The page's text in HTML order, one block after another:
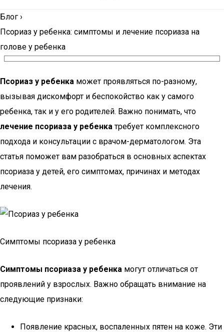
Блог ›
Псориаз у ребенка: симптомы и лечение псориаза на
голове у ребенка
Псориаз у ребенка может проявляться по-разному,
вызывая дискомфорт и беспокойство как у самого
ребенка, так и у его родителей. Важно понимать, что
лечение псориаза у ребенкатребует комплексного
подхода и консультации с врачом-дерматологом. Эта
статья поможет вам разобраться в основных аспектах
псориаза у детей, его симптомах, причинах и методах
лечения.
Симптомы псориаза у ребенка
Симптомы псориаза у ребенка могут отличаться от
проявлений у взрослых. Важно обращать внимание на
следующие признаки:
Появление красных, воспаленных пятен на коже. Эти